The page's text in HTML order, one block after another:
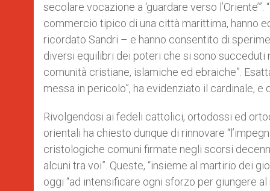
secolare vocazione a ‘guardare verso
commercio tipico di una città marittima, hanno
ricordato Sandri – e hanno consentito di
diversi equilibri dei poteri che si sono
comunità cristiane, islamiche ed ebraiche”.
messa in pericolo”, ha evidenziato il cardinale, e
Rivolgendosi ai fedeli cattolici, ortodossi ed
orientali ha chiesto dunque di rinnovare
cristologiche comuni firmate negli scorsi
alcuni tra voi”. Queste, “insieme al martirio dei
oggi “ad intensificare ogni sforzo per giungere